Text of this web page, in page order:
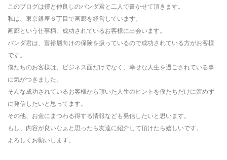
このブログは僕と仲良しのパンダ君と二人で書かせて頂きます。
私は、東京銀座６丁目で画廊を経営しています。
画廊という仕事柄、成功されているお客様に出会います。
パンダ君は、富裕層向けの保険を扱っているので成功されている方がお客様
です。
僕たちのお客様は、ビジネス面だけでなく、幸せな人生を過ごされている事
に気がつきました。
そんな成功されているお客様から頂いた人生のヒントを僕たちだけに留めず
に発信したいと思ってます。
その他、お金にまつわる得する情報なども発信したいと思います。
もし、内容が良いなぁと思ったら友達に紹介して頂けたら嬉しいです。
よろしくお願いします。